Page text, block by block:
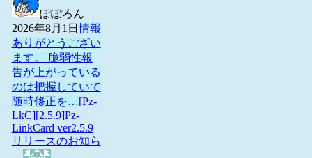
ぽぽろん
2026年8月1日情報
ありがとうござい
ます。 脆弱性報
告が上がっている
のは把握していて
随時修正を…[Pz-
LkC][2.5.9]Pz-
LinkCard ver2.5.9
リリースのお知ら